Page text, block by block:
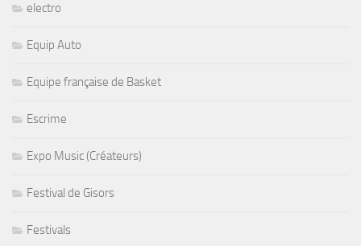
electro
Equip Auto
Equipe française de Basket
Escrime
Expo Music (Créateurs)
Festival de Gisors
Festivals